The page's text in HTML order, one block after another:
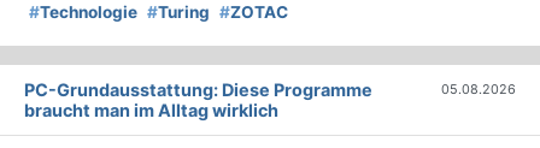
#Technologie #Turing #ZOTAC
PC-Grundausstattung: Diese Programme
braucht man im Alltag wirklich
05.08.2026